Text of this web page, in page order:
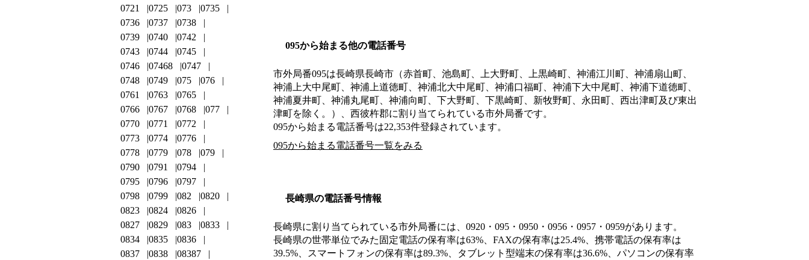
095から始まる他の電話番号
市外局番095は長崎県長崎市（赤首町、池島町、上大野町、上黒崎町、神浦江川町、神浦扇山町、
神浦上大中尾町、神浦上道徳町、神浦北大中尾町、神浦口福町、神浦下大中尾町、神浦下道徳町、
神浦夏井町、神浦丸尾町、神浦向町、下大野町、下黒崎町、新牧野町、永田町、西出津町及び東出
津町を除く。）、西彼杵郡に割り当てられている市外局番です。
095から始まる電話番号は22,353件登録されています。
095から始まる電話番号一覧をみる
長崎県の電話番号情報
長崎県に割り当てられている市外局番には、0920・095・0950・0956・0957・0959があります。
長崎県の世帯単位でみた固定電話の保有率は63%、FAXの保有率は25.4%、携帯電話の保有率は
39.5%、スマートフォンの保有率は89.3%、タブレット型端末の保有率は36.6%、パソコンの保有率
0721
0725 073
0735
0736
0737
0738
0739
0740
0742
0743
0744
0745
0746
07468
0747
0748
0749 075
076
0761
0763
0765
0766
0767 0768
077
0770
0771
0772
0773
0774
0776
0778
0779 078
079
0790
0791
0794
0795
0796
0797
0798
0799 082
0820
0823
0824
0826
0827
0829 083
0833
0834
0835
0836
0837
0838
08387